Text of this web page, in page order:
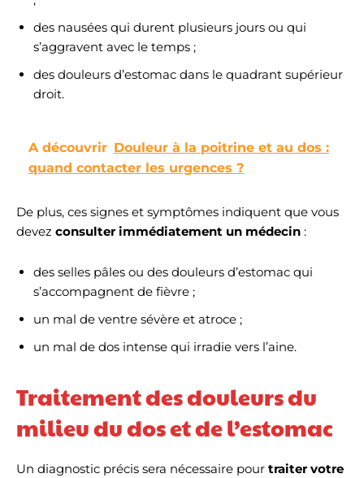
des nausées qui durent plusieurs jours ou qui
s’aggravent avec le temps ;
des douleurs d’estomac dans le quadrant supérieur
droit.
A découvrir Douleur à la poitrine et au dos :
quand contacter les urgences ?
De plus, ces signes et symptômes indiquent que vous
devez consulter immédiatement un médecin :
des selles pâles ou des douleurs d’estomac qui
s’accompagnent de fièvre ;
un mal de ventre sévère et atroce ;
un mal de dos intense qui irradie vers l’aine.
Traitement des douleurs du
milieu du dos et de l’estomac
Un diagnostic précis sera nécessaire pour traiter votre